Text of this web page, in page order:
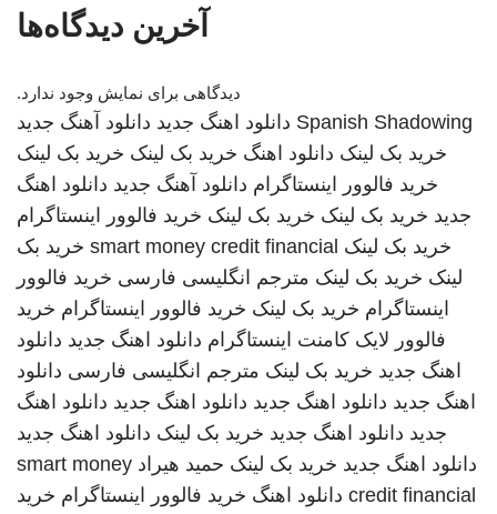
آخرین دیدگاه‌ها
دیدگاهی برای نمایش وجود ندارد.
Spanish Shadowing دانلود اهنگ جدید دانلود آهنگ جدید
خرید بک لینک دانلود اهنگ خرید بک لینک خرید بک لینک
خرید فالوور اینستاگرام دانلود آهنگ جدید دانلود اهنگ
جدید خرید بک لینک خرید بک لینک خرید فالوور اینستاگرام
خرید بک لینک smart money credit financial خرید بک
لینک خرید بک لینک مترجم انگلیسی فارسی خرید فالوور
اینستاگرام خرید بک لینک خرید فالوور اینستاگرام خرید
فالوور لایک کامنت اینستاگرام دانلود اهنگ جدید دانلود
اهنگ جدید خرید بک لینک مترجم انگلیسی فارسی دانلود
اهنگ جدید دانلود اهنگ جدید دانلود اهنگ جدید دانلود اهنگ
جدید دانلود اهنگ جدید خرید بک لینک دانلود اهنگ جدید
دانلود اهنگ جدید خرید بک لینک حمید هیراد smart money
credit financial دانلود اهنگ خرید فالوور اینستاگرام خرید